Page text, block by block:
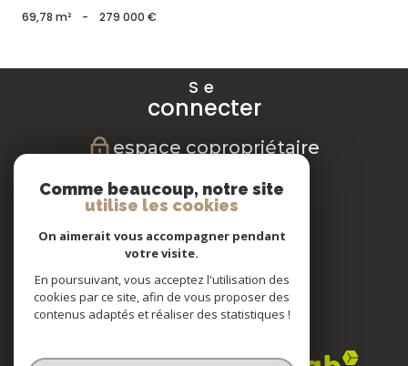
69,78 m² - 279 000 €
Se
connecter
espace copropriétaire
Nous
suivre
Nous
adhérons
Comme beaucoup, notre site
utilise les cookies
On aimerait vous accompagner pendant
votre visite.
En poursuivant, vous acceptez l'utilisation des
cookies par ce site, afin de vous proposer des
contenus adaptés et réaliser des statistiques !